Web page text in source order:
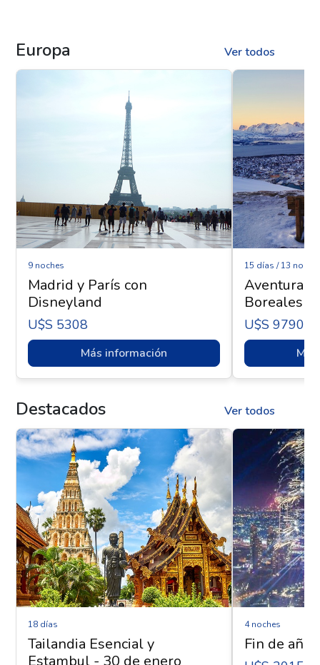
Europa Ver todos
9 noches
Madrid y París con
Disneyland
U$s 5308
Más información
15 días / 13
Aventura
Boreales -
U$s 9790
Destacados Ver todos
18 días
Tailandia Esencial y
Estambul - 30 de enero
4 noches
Fin de año